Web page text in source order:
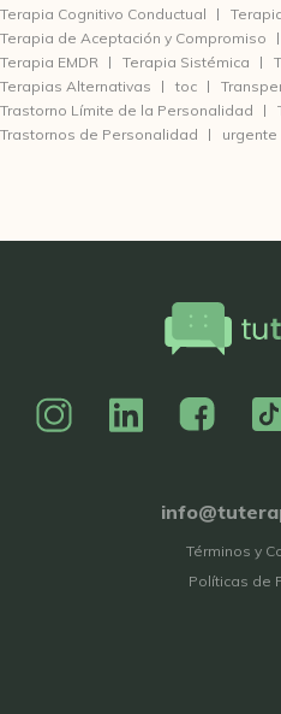
Terapia Cognitivo Conductual
Terapia de Aceptación y Compromiso
Terapia EMDR
Terapia Sistémica
Terapias Alternativas
toc
Trastorno Límite de la Personalidad
Trastornos de Personalidad
urgente
Términos y
Políticas de